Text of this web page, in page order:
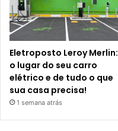
Eletroposto Leroy Merlin:
o lugar do seu carro
elétrico e de tudo o que
sua casa precisa!
1 semana atrás